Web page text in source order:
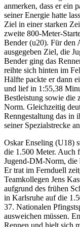
anmerken, dass er ein
seiner Energie hatte
Ziel in einer starken
zweite 800-Meter-
Bender (u20). Für den
ausgegeben Ziel, die
Bender ging das
reihte sich hinten im
Hälfte packte er dann
und lief in 1:55,38
Bestleistung sowie die
Norm. Gleichzeitig
Renngestaltung das in
seiner Spezialstrecke
Oskar Enseling (U18)
die 1.500 Meter. Auch
Jugend-DM-Norm, die
Er trat im Fernduell
Teamkollegen Jens
aufgrund des frühen
in Karlsruhe auf die
37. Nationalen
ausweichen müssen.
Rennen und hielt sich